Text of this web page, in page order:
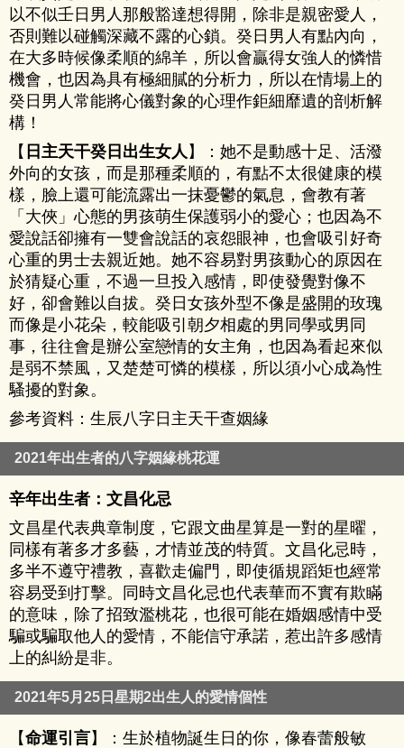
以不似壬日男人那般豁達想得開，除非是親密愛人，
否則難以碰觸深藏不露的心鎖。癸日男人有點內向，
在大多時候像柔順的綿羊，所以會贏得女強人的憐惜
機會，也因為具有極細膩的分析力，所以在情場上的
癸日男人常能將心儀對象的心理作鉅細靡遺的剖析解
構！
【 日主天干癸日出生女人】：她不是動感十足、活潑
外向的女孩，而是那種柔順的，有點不太很健康的模
樣，臉上還可能流露出一抹憂鬱的氣息，會教有著
「大俠」心態的男孩萌生保護弱小的愛心；也因為不
愛說話卻擁有一雙會說話的哀怨眼神，也會吸引好奇
心重的男士去親近她。她不容易對男孩動心的原因在
於猜疑心重，不過一旦投入感情，即使發覺對像不
好，卻會難以自拔。癸日女孩外型不像是盛開的玫瑰
而像是小花朵，較能吸引朝夕相處的男同學或男同
事，往往會是辦公室戀情的女主角，也因為看起來似
是弱不禁風，又楚楚可憐的模樣，所以須小心成為性
騷擾的對象。
參考資料：生辰八字日主天干查姻緣
2021年出生者的八字姻緣桃花運
辛年出生者：文昌化忌
文昌星代表典章制度，它跟文曲星算是一對的星曜，
同樣有著多才多藝，才情並茂的特質。文昌化忌時，
多半不遵守禮教，喜歡走偏門，即使循規蹈矩也經常
容易受到打擊。同時文昌化忌也代表華而不實有欺瞞
的意味，除了招致濫桃花，也很可能在婚姻感情中受
騙或騙取他人的愛情，不能信守承諾，惹出許多感情
上的糾紛是非。
2021年5月25日星期2出生人的愛情個性
【命運引言】：生於植物誕生日的你，像春蕾般敏